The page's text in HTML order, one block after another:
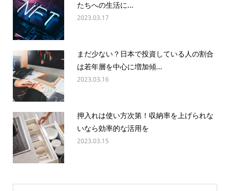
たちへの生活に...
2023.03.17
まだ少ない？日本で投資している人の割合
は若年層を中心に増加傾...
2023.03.16
押入れは使い方次第！収納率を上げられな
いなら効率的な活用を
2023.03.15